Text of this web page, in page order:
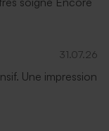
31.07.26
Une impression